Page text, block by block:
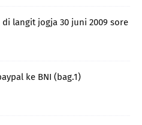
di langit jogja 30 juni 2009 sore
ke BNI (bag.1)